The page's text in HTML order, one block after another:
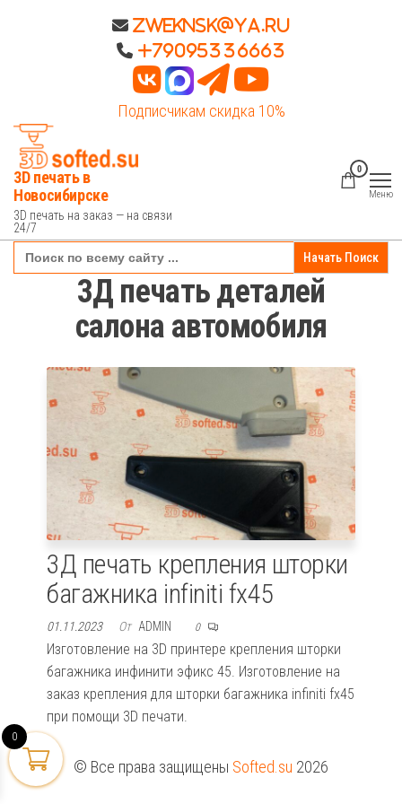
Zweknsk@ya.ru
+79095336663
Подписчикам скидка 10%
3D печать в
Новосибирске
3D печать на заказ — на связи
24/7
0
Меню
Search
for:
3Д печать деталей
салона автомобиля
3Д печать крепления шторки
багажника infiniti fx45
01.11.2023 От ADMIN 0
Изготовление на 3D принтере крепления шторки
багажника инфинити эфикс 45. Изготовление на
заказ крепления для шторки багажника infiniti fx45
при помощи 3D печати.
0
© Все права защищены Softed.su 2026